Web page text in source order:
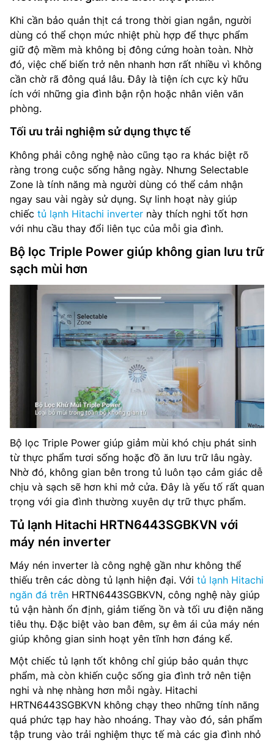
Khi cần bảo quản thịt cá trong thời gian ngắn, người
dùng có thể chọn mức nhiệt phù hợp để thực phẩm
giữ độ mềm mà không bị đông cứng hoàn toàn. Nhờ
đó, việc chế biến trở nên nhanh hơn rất nhiều vì không
cần chờ rã đông quá lâu. Đây là tiện ích cực kỳ hữu
ích với những gia đình bận rộn hoặc nhân viên văn
phòng.
Tối ưu trải nghiệm sử dụng thực tế
Không phải công nghệ nào cũng tạo ra khác biệt rõ
ràng trong cuộc sống hằng ngày. Nhưng Selectable
Zone là tính năng mà người dùng có thể cảm nhận
ngay sau vài ngày sử dụng. Sự linh hoạt này giúp
chiếc tủ lạnh Hitachi inverter này thích nghi tốt hơn
với nhu cầu thay đổi liên tục của mỗi gia đình.
Bộ lọc Triple Power giúp không gian lưu trữ
sạch mùi hơn
Bộ lọc Triple Power giúp giảm mùi khó chịu phát sinh
từ thực phẩm tươi sống hoặc đồ ăn lưu trữ lâu ngày.
Nhờ đó, không gian bên trong tủ luôn tạo cảm giác dễ
chịu và sạch sẽ hơn khi mở cửa. Đây là yếu tố rất quan
trọng với gia đình thường xuyên dự trữ thực phẩm.
Tủ lạnh Hitachi HRTN6443SGBKVN với
máy nén inverter
Máy nén inverter là công nghệ gần như không thể
thiếu trên các dòng tủ lạnh hiện đại. Với tủ lạnh Hitachi
ngăn đá trên HRTN6443SGBKVN, công nghệ này giúp
tủ vận hành ổn định, giảm tiếng ồn và tối ưu điện năng
tiêu thụ. Đặc biệt vào ban đêm, sự êm ái của máy nén
giúp không gian sinh hoạt yên tĩnh hơn đáng kể.
Một chiếc tủ lạnh tốt không chỉ giúp bảo quản thực
phẩm, mà còn khiến cuộc sống gia đình trở nên tiện
nghi và nhẹ nhàng hơn mỗi ngày. Hitachi
HRTN6443SGBKVN không chạy theo những tính năng
quá phức tạp hay hào nhoáng. Thay vào đó, sản phẩm
tập trung vào trải nghiệm thực tế mà các gia đình nhỏ